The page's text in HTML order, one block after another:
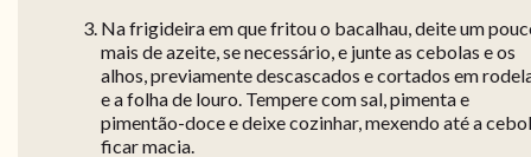
Na frigideira em que fritou o bacalhau, deite um
mais de azeite, se necessário, e junte as cebolas e os
alhos, previamente descascados e cortados em
e a folha de louro. Tempere com sal, pimenta e
pimentão-doce e deixe cozinhar, mexendo até a
ficar macia.